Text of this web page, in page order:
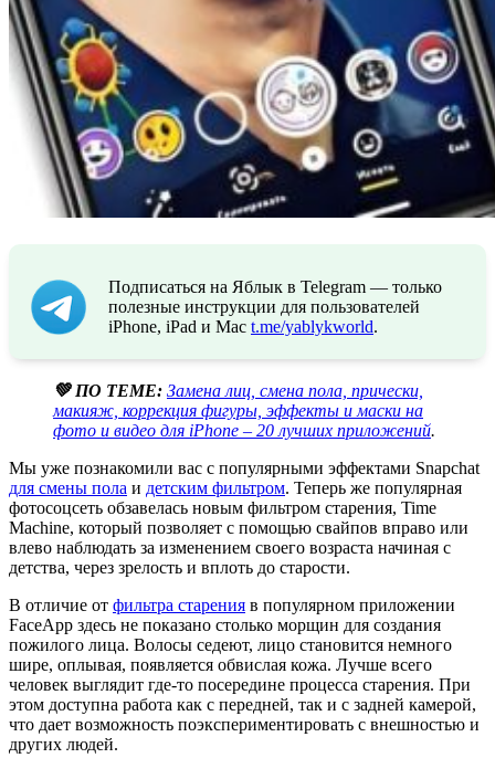
Подписаться на Яблык в Telegram — только
полезные инструкции для пользователей
iPhone, iPad и Mac t.me/yablykworld.
💚 ПО ТЕМЕ: Замена лиц, смена пола, прически,
макияж, коррекция фигуры, эффекты и маски на
фото и видео для iPhone – 20 лучших приложений.
Мы уже познакомили вас с популярными эффектами Snapchat
для смены пола и детским фильтром. Теперь же популярная
фотосоцсеть обзавелась новым фильтром старения, Time
Machine, который позволяет с помощью свайпов вправо или
влево наблюдать за изменением своего возраста начиная с
детства, через зрелость и вплоть до старости.
В отличие от фильтра старения в популярном приложении
FaceApp здесь не показано столько морщин для создания
пожилого лица. Волосы седеют, лицо становится немного
шире, оплывая, появляется обвислая кожа. Лучше всего
человек выглядит где-то посередине процесса старения. При
этом доступна работа как с передней, так и с задней камерой,
что дает возможность поэкспериментировать с внешностью и
других людей.